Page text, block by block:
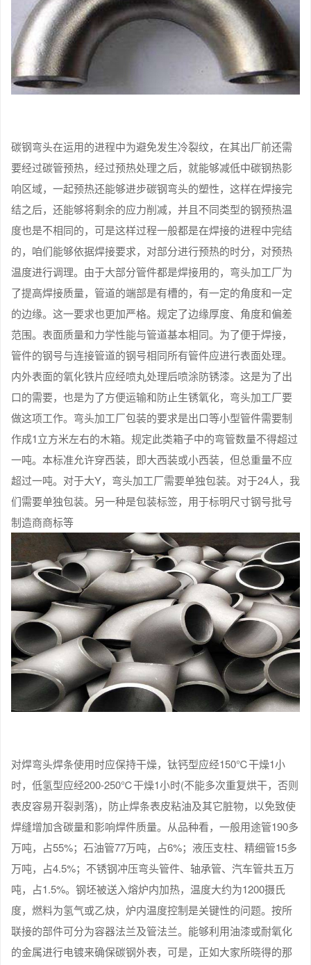
碳钢弯头在运用的进程中为避免发生冷裂纹，在其出厂前还需
要经过碳管预热，经过预热处理之后，就能够减低中碳钢热影
响区域，一起预热还能够进步碳钢弯头的塑性，这样在焊接完
结之后，还能够将剩余的应力削减，并且不同类型的钢预热温
度也是不相同的，可是这样过程一般都是在焊接的进程中完结
的，咱们能够依据焊接要求，对部分进行预热的时分，对预热
温度进行调理。由于大部分管件都是焊接用的，弯头加工厂为
了提高焊接质量，管道的端部是有槽的，有一定的角度和一定
的边缘。这一要求也更加严格。规定了边缘厚度、角度和偏差
范围。表面质量和力学性能与管道基本相同。为了便于焊接，
管件的钢号与连接管道的钢号相同所有管件应进行表面处理。
内外表面的氧化铁片应经喷丸处理后喷涂防锈漆。这是为了出
口的需要，也是为了方便运输和防止生锈氧化，弯头加工厂要
做这项工作。弯头加工厂包装的要求是出口等小型管件需要制
作成1立方米左右的木箱。规定此类箱子中的弯管数量不得超过
一吨。本标准允许穿西装，即大西装或小西装，但总重量不应
超过一吨。对于大Y，弯头加工厂需要单独包装。对于24人，我
们需要单独包装。另一种是包装标签，用于标明尺寸钢号批号
制造商商标等
对焊弯头焊条使用时应保持干燥，钛钙型应经150℃干燥1小
时，低氢型应经200-250℃干燥1小时(不能多次重复烘干，否则
表皮容易开裂剥落)，防止焊条表皮粘油及其它脏物，以免致使
焊缝增加含碳量和影响焊件质量。从品种看，一般用途管190多
万吨，占55%；石油管77万吨，占6%；液压支柱、精细管15多
万吨，占4.5%；不锈钢冲压弯头管件、轴承管、汽车管共五万
吨，占1.5%。钢坯被送入熔炉内加热，温度大约为1200摄氏
度，燃料为氢气或乙炔，炉内温度控制是关键性的问题。按所
联接的部件可分为容器法兰及管法兰。能够利用油漆或耐氧化
的金属进行电镀来确保碳钢外表，可是，正如大家所晓得的那